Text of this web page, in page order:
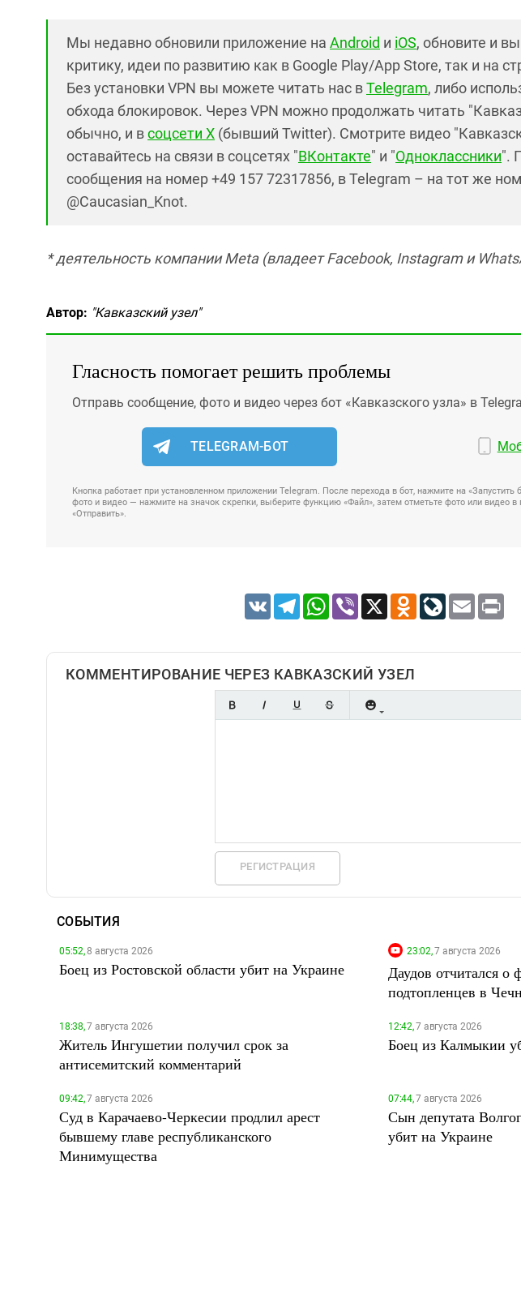
Мы недавно обновили приложение на Android и iOS, обновите и
критику, идеи по развитию как в Google Play/App Store, так и на
Без установки VPN вы можете читать нас вTelegram, либо
обхода блокировок. Через VPN можно продолжать читать
обычно, и всоцсети X (бывший Twitter). Смотрите видео
оставайтесь на связи в соцсетях "ВКонтакте" и "Одноклассники".
сообщения на номер +49 157 72317856, в Telegram – на тот же
@Caucasian_Knot.
* деятельность компании Meta (владеет Facebook, Instagram и
Автор: "Кавказский узел"
Гласность помогает решить проблемы
Отправь сообщение, фото и видео через бот «Кавказского узла» в
TELEGRAM-БОТ
Кнопка работает при установленном приложении Telegram. После перехода в бот, нажмите на
фото и видео — нажмите на значок скрепки, выберите функцию «Файл», затем отметьте фото или видео в
«Отправить».
VK TelegramWhatsApp
Viber X Odnoklassniki
LiveJournal
Email
КОММЕНТИРОВАНИЕ ЧЕРЕЗ КАВКАЗСКИЙ УЗЕЛ
РЕГИСТРАЦИЯ
СОБЫТИЯ
05:52,8 августа 2026
Боец из Ростовской области убит на Украине
23:02,7 августа 2026
Даудов отчитался о
подтопленцев в
18:38,7 августа 2026
Житель Ингушетии получил срок за
антисемитский комментарий
12:42,7 августа 2026
Боец из Калмыкии
09:42,7 августа 2026
Суд в Карачаево-Черкесии продлил арест
бывшему главе республиканского
Минимущества
07:44,7 августа 2026
Сын депутата
убит на Украине